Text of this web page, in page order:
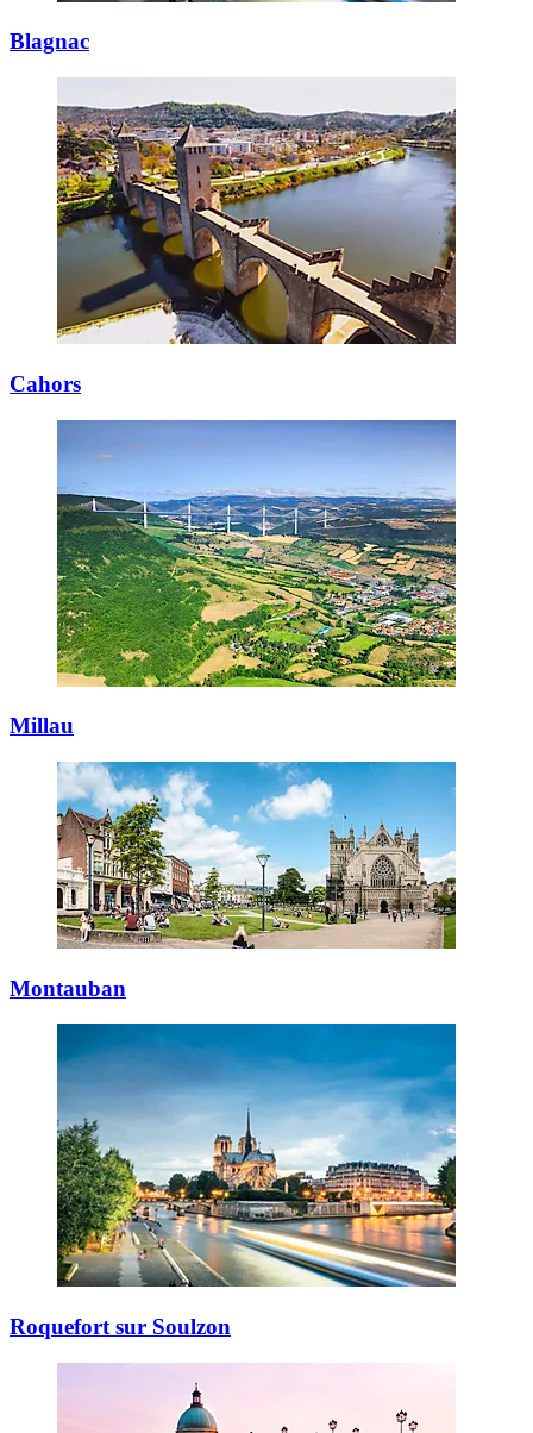
Blagnac
Cahors
Millau
Montauban
Roquefort sur Soulzon